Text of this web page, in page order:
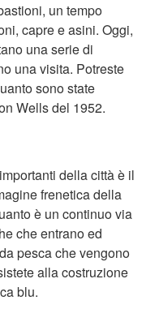
un tempo
capre e asini. Oggi,
una serie di
una visita. Potreste
sono state
Wells del 1952.
della città è il
frenetica della
è un continuo via
che entrano ed
pesca che vengono
alla costruzione
blu.